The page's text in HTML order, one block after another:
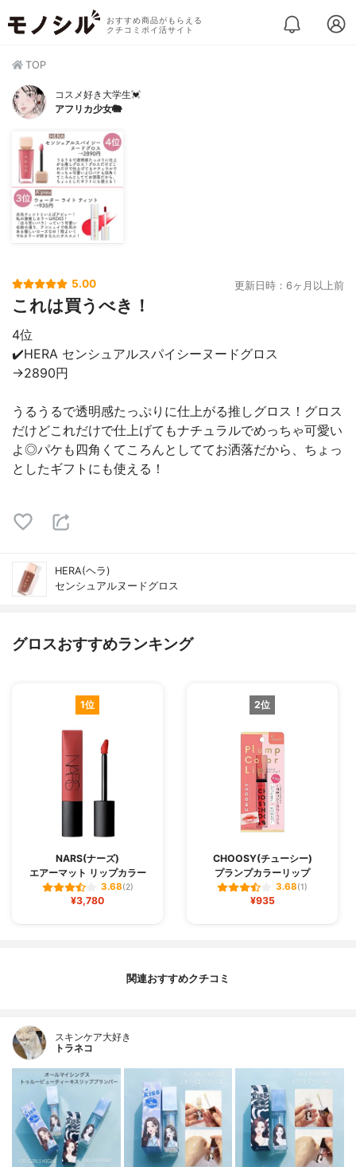
おすすめ商品がもらえる
クチコミポイ活サイト
TOP
コスメ好き大学生💓
アフリカ少女🐘
5.00 更新日時：6ヶ月以上前
これは買うべき！
4位
✔️HERA センシュアルスパイシーヌードグロス
→2890円
うるうるで透明感たっぷりに仕上がる推しグロス！グロス
だけどこれだけで仕上げてもナチュラルでめっちゃ可愛い
よ◎パケも四角くてころんとしててお洒落だから、ちょっ
としたギフトにも使える！
HERA(ヘラ)
センシュアルヌードグロス
グロスおすすめランキング
1位
NARS(ナーズ)
エアーマット リップカラー
3.68(2)
¥3,780
2位
CHOOSY(チューシー)
プランプカラーリップ
3.68(1)
¥935
関連おすすめクチコミ
スキンケア大好き
トラネコ